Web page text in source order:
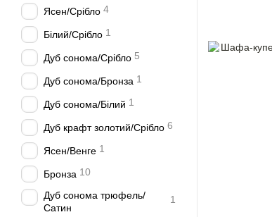
Ясен/Срібло 4
Білий/Срібло 1
Дуб сонома/Срібло 5
Дуб сонома/Бронза 1
Дуб сонома/Білий 1
Дуб крафт золотий/Срібло 6
Ясен/Венге 1
Бронза 10
Дуб сонома трюфель/
Сатин
1